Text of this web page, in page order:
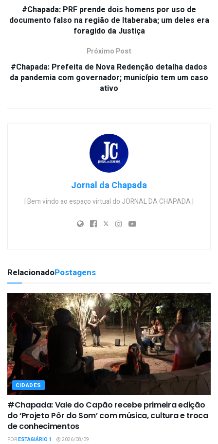
#Chapada: PRF prende dois homens por uso de
documento falso na região de Itaberaba; um deles era
foragido da Justiça
Próximo Post
#Chapada: Prefeita de Nova Redenção detalha dados
da pandemia com governador; município tem um caso
ativo
Jornal da Chapada
| Bem vindo ao espaço virtual do JORNAL DA CHAPADA |
RelacionadoPostagens
CIDADES
#Chapada: Vale do Capão recebe primeira edição
do ‘Projeto Pôr do Som’ com música, cultura e troca
de conhecimentos
PORESTAGIÁRIO 1 2026/08/09